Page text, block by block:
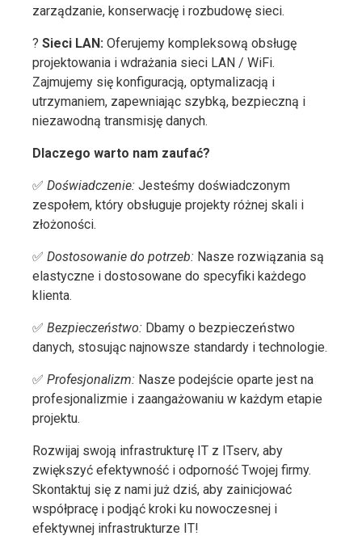
zarządzanie, konserwację i rozbudowę sieci.
? Sieci LAN: Oferujemy kompleksową obsługę
projektowania i wdrażania sieci LAN / WiFi.
Zajmujemy się konfiguracją, optymalizacją i
utrzymaniem, zapewniając szybką, bezpieczną i
niezawodną transmisję danych.
Dlaczego warto nam zaufać?
✅ Doświadczenie: Jesteśmy doświadczonym
zespołem, który obsługuje projekty różnej skali i
złożoności.
✅ Dostosowanie do potrzeb: Nasze rozwiązania są
elastyczne i dostosowane do specyfiki każdego
klienta.
✅ Bezpieczeństwo: Dbamy o bezpieczeństwo
danych, stosując najnowsze standardy i technologie.
✅ Profesjonalizm: Nasze podejście oparte jest na
profesjonalizmie i zaangażowaniu w każdym etapie
projektu.
Rozwijaj swoją infrastrukturę IT z ITserv, aby
zwiększyć efektywność i odporność Twojej firmy.
Skontaktuj się z nami już dziś, aby zainicjować
współpracę i podjąć kroki ku nowoczesnej i
efektywnej infrastrukturze IT!